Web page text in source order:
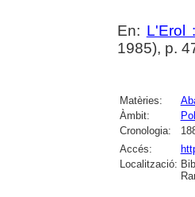
En: L'Erol
1985), p.
Matèries:
Àmbit:
Cronologia:
Accés:
Localització: